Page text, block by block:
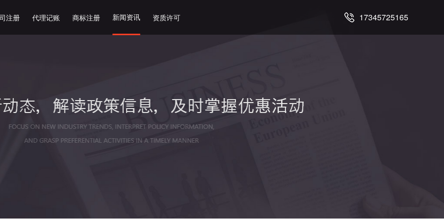
注册 代理记账 商标注册 新闻资讯 资质许可 17345725165